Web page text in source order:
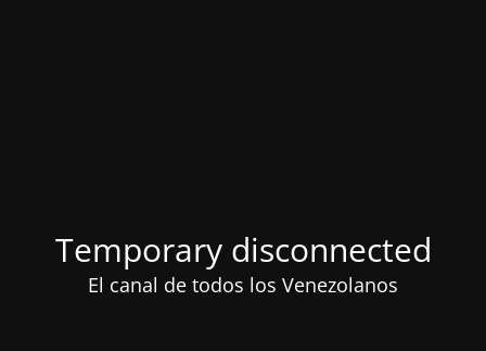
Temporary disconnected
El canal de todos los Venezolanos